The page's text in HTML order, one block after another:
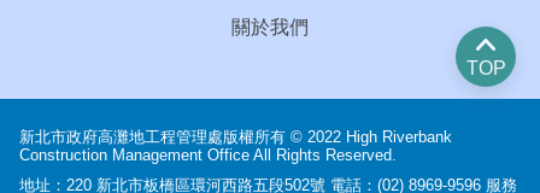
關於我們
TOP
新北市政府高灘地工程管理處版權所有 © 2022 High Riverbank
Construction Management Office All Rights Reserved.
地址：220 新北市板橋區環河西路五段502號 電話：(02) 8969-9596 服務